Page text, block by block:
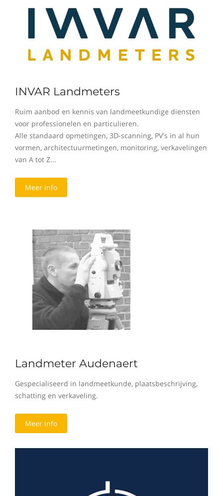
INVAR Landmeters
Ruim aanbod en kennis van landmeetkundige diensten
voor professionelen en particulieren.
Alle standaard opmetingen, 3D-scanning, PV's in al hun
vormen, architectuurmetingen, monitoring, verkavelingen
van A tot Z...
Meer info
Landmeter Audenaert
Gespecialiseerd in landmeetkunde, plaatsbeschrijving,
schatting en verkaveling.
Meer info